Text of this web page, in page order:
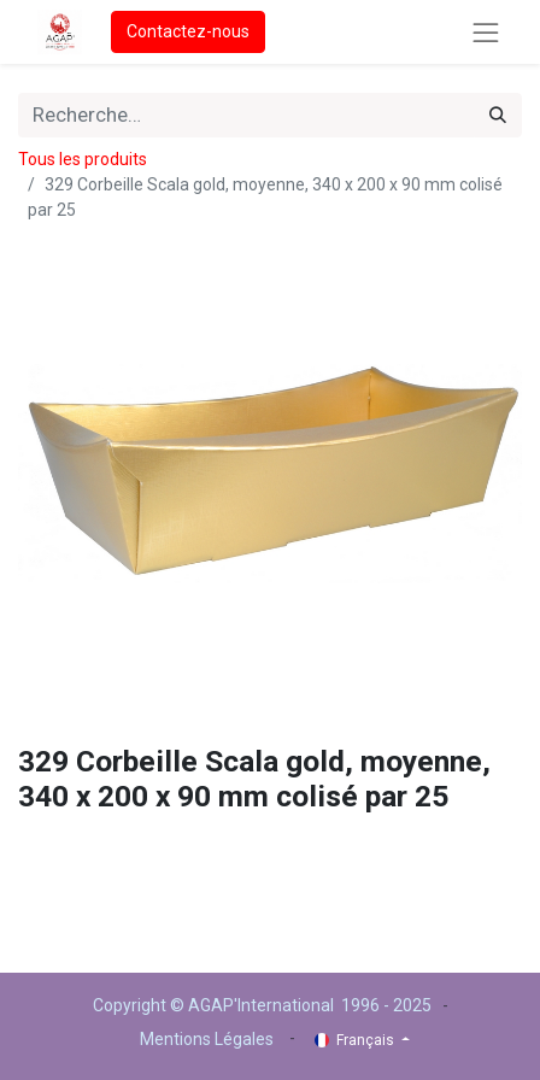
Contactez-nous
Tous les produits
329 Corbeille Scala gold, moyenne, 340 x 200 x 90 mm colisé
par 25
329 Corbeille Scala gold, moyenne,
340 x 200 x 90 mm colisé par 25
Copyright © AGAP'International 1996 - 2025 -
Mentions Légales
- Français